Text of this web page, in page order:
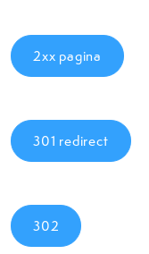
2xx pagina
301 redirect
302